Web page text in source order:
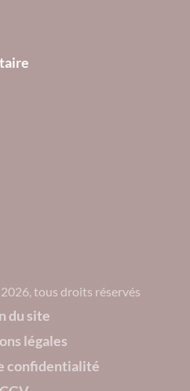
tous droits réservés
du site
légales
confidentialité